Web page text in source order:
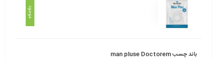
موجود
باند چسب man pluse Doctorem